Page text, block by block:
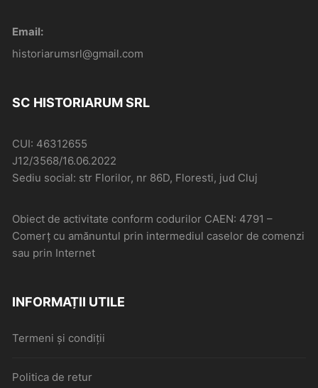
Email:
historiarumsrl@gmail.com
SC HISTORIARUM SRL
CUI: 46312655
J12/3568/16.06.2022
Sediu social: str Florilor, nr 86D, Floresti, jud Cluj
Obiect de activitate conform codurilor CAEN: 4791 –
Comerţ cu amănuntul prin intermediul caselor de comenzi
sau prin Internet
INFORMAȚII UTILE
Termeni și condiții
Politica de retur